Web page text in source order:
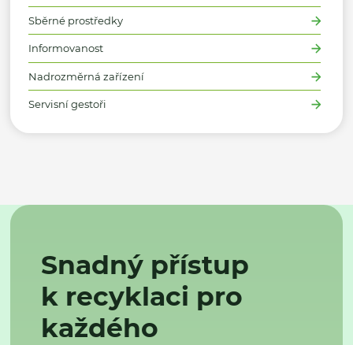
Sběrné prostředky
Informovanost
Nadrozměrná zařízení
Servisní gestoři
Snadný přístup
k recyklaci pro
každého